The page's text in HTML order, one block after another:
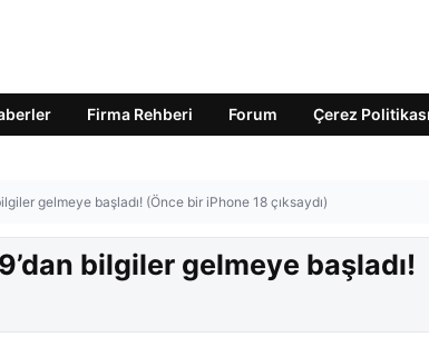
Firma Rehberi Forum Çerez Politikası
gelmeye başladı! (Önce bir iPhone 18 çıksaydı)
bilgiler gelmeye başladı!